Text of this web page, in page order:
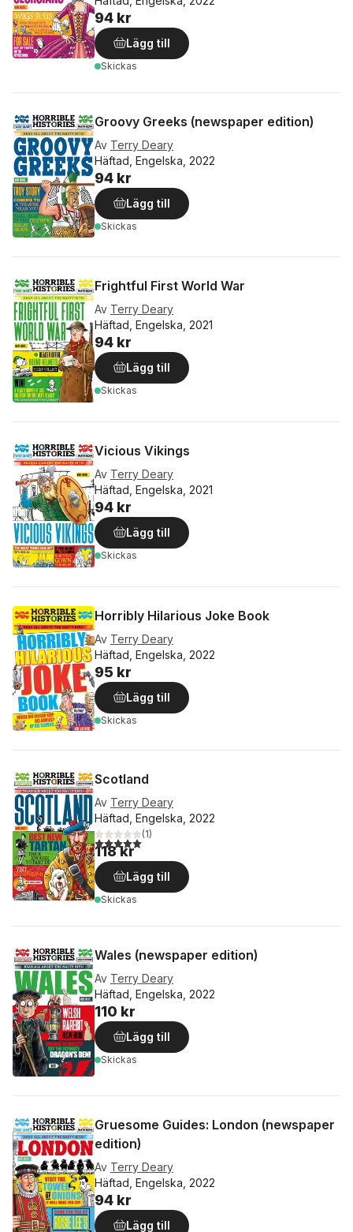
94 kr
Lägg till
Skickas
Groovy Greeks (newspaper edition)
Av Terry Deary
Häftad, Engelska, 2022
94 kr
Lägg till
Skickas
Frightful First World War
Av Terry Deary
Häftad, Engelska, 2021
94 kr
Lägg till
Skickas
Vicious Vikings
Av Terry Deary
Häftad, Engelska, 2021
94 kr
Lägg till
Skickas
Horribly Hilarious Joke Book
Av Terry Deary
Häftad, Engelska, 2022
95 kr
Lägg till
Skickas
Scotland
Av Terry Deary
Häftad, Engelska, 2022
5,0utav 5 stjärnor. Totalt antal röster:
(1)
118 kr
Lägg till
Skickas
Wales (newspaper edition)
Av Terry Deary
Häftad, Engelska, 2022
110 kr
Lägg till
Skickas
Gruesome Guides: London (newspaper
edition)
Av Terry Deary
Häftad, Engelska, 2022
94 kr
Lägg till